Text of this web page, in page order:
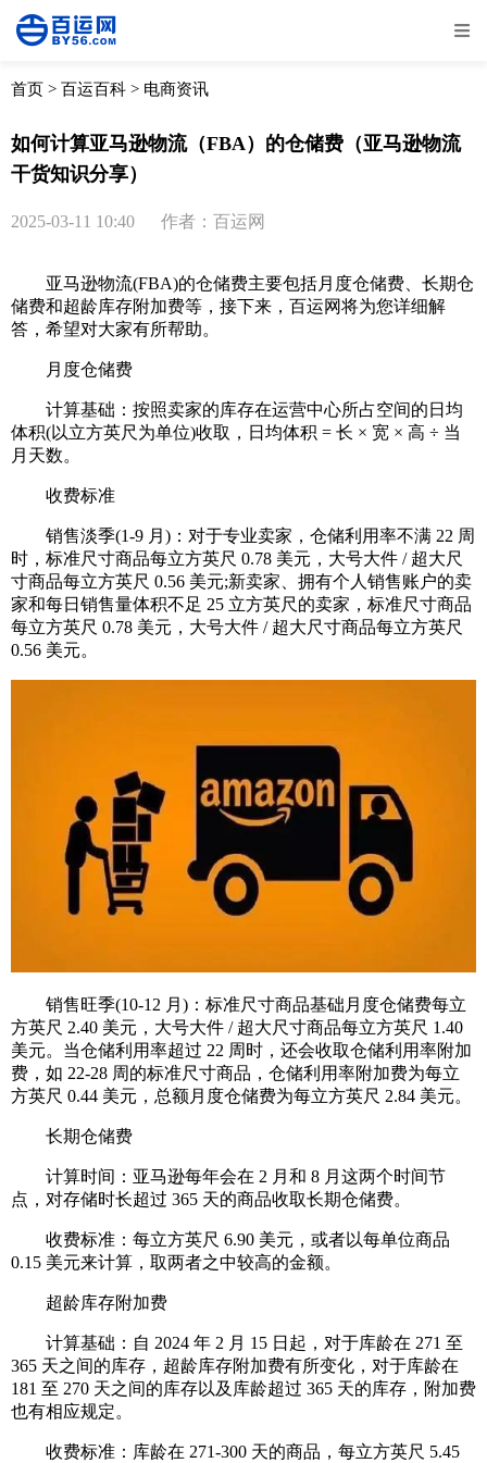
全部 物流资讯
取消
首页 > 百运百科 > 电商资讯
如何计算亚马逊物流（FBA）的仓储费（亚马逊物流
干货知识分享）
2025-03-11 10:40 作者：百运网
亚马逊物流(FBA)的仓储费主要包括月度仓储费、长期仓
储费和超龄库存附加费等，接下来，百运网将为您详细解
答，希望对大家有所帮助。
月度仓储费
计算基础：按照卖家的库存在运营中心所占空间的日均
体积(以立方英尺为单位)收取，日均体积 = 长 × 宽 × 高 ÷ 当
月天数。
收费标准
销售淡季(1-9 月)：对于专业卖家，仓储利用率不满 22 周
时，标准尺寸商品每立方英尺 0.78 美元，大号大件 / 超大尺
寸商品每立方英尺 0.56 美元;新卖家、拥有个人销售账户的卖
家和每日销售量体积不足 25 立方英尺的卖家，标准尺寸商品
每立方英尺 0.78 美元，大号大件 / 超大尺寸商品每立方英尺
0.56 美元。
销售旺季(10-12 月)：标准尺寸商品基础月度仓储费每立
方英尺 2.40 美元，大号大件 / 超大尺寸商品每立方英尺 1.40
美元。当仓储利用率超过 22 周时，还会收取仓储利用率附加
费，如 22-28 周的标准尺寸商品，仓储利用率附加费为每立
方英尺 0.44 美元，总额月度仓储费为每立方英尺 2.84 美元。
长期仓储费
计算时间：亚马逊每年会在 2 月和 8 月这两个时间节
点，对存储时长超过 365 天的商品收取长期仓储费。
收费标准：每立方英尺 6.90 美元，或者以每单位商品
0.15 美元来计算，取两者之中较高的金额。
超龄库存附加费
计算基础：自 2024 年 2 月 15 日起，对于库龄在 271 至
365 天之间的库存，超龄库存附加费有所变化，对于库龄在
181 至 270 天之间的库存以及库龄超过 365 天的库存，附加费
也有相应规定。
收费标准：库龄在 271-300 天的商品，每立方英尺 5.45